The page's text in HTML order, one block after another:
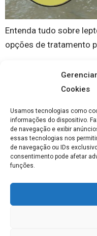
Cookies
Usamos tecnologias como
informações do dispositivo.
de navegação e exibir
essas tecnologias nos
de navegação ou IDs
consentimento pode afetar
funções.
Entenda tudo sobre
opções de tratamento
Saúde Hub ©